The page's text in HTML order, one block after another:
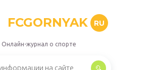
FCGORNYAK RU
Онлайн-журнал о спорте